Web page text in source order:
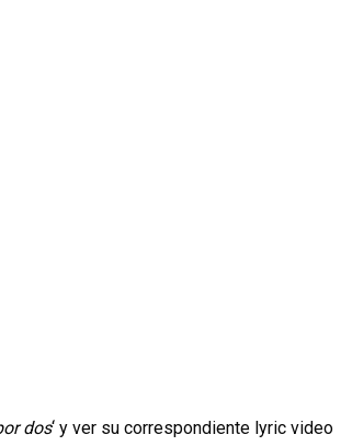
dos‘ y ver su correspondiente lyric video